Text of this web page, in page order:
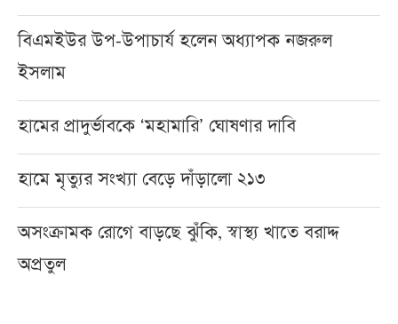
বিএমইউর উপ-উপাচার্য হলেন অধ্যাপক নজরুল
ইসলাম
হামের প্রাদুর্ভাবকে ‘মহামারি’ ঘোষণার দাবি
হামে মৃত্যুর সংখ্যা বেড়ে দাঁড়ালো ২১৩
অসংক্রামক রোগে বাড়ছে ঝুঁকি, স্বাস্থ্য খাতে বরাদ্দ
অপ্রতুল